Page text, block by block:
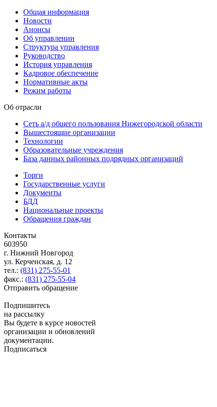
Общая информация
Новости
Анонсы
Об управлении
Структура управления
Руководство
История управления
Кадровое обеспечение
Нормативные акты
Режим работы
Об отрасли
Сеть а/д общего пользования Нижегородской области
Вышестоящие организации
Технологии
Образовательные учреждения
База данных районных подрядных организаций
Торги
Государственные услуги
Документы
БДД
Национальные проекты
Обращения граждан
Контакты
603950
г. Нижний Новгород
ул. Керченская, д. 12
тел.: (831) 275-55-01
факс.: (831) 275-55-04
Отправить обращение
Подпишитесь
на рассылку
Вы будете в курсе новостей
организации и обновлений
документации.
Подписаться